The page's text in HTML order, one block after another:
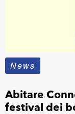
News
Abitare
festival dei